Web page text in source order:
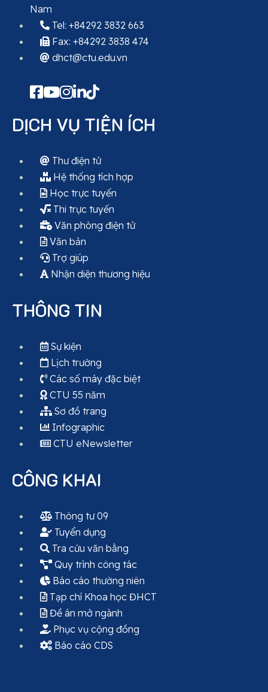
Nam
Tel: +84292 3832 663
Fax: +84292 3838 474
dhct@ctu.edu.vn
DỊCH VỤ TIỆN ÍCH
Thư điện tử
Hệ thống tích hợp
Học trực tuyến
Thi trực tuyến
Văn phòng điện tử
Văn bản
Trợ giúp
Nhận diện thương hiệu
THÔNG TIN
Sự kiện
Lịch trường
Các số máy đặc biệt
CTU 55 năm
Sơ đồ trang
Infographic
CTU eNewsletter
CÔNG KHAI
Thông tư 09
Tuyển dụng
Tra cứu văn bằng
Quy trình công tác
Báo cáo thường niên
Tạp chí Khoa học ĐHCT
Đề án mở ngành
Phục vụ cộng đồng
Báo cáo CDS